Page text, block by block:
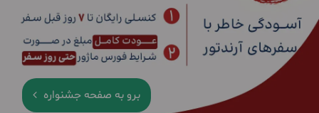
برو به صفحه جشنواره